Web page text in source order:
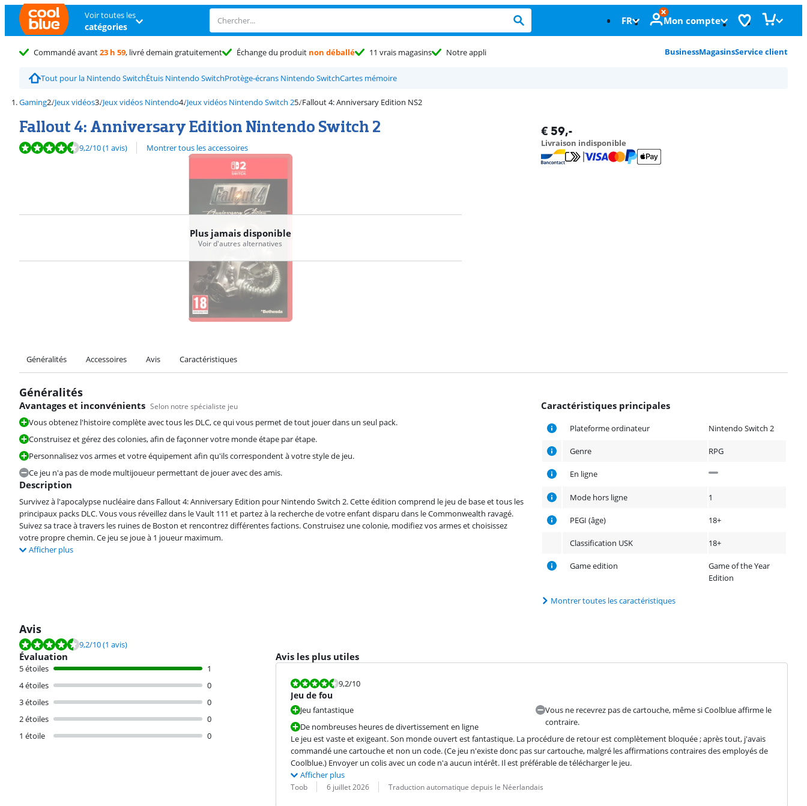
Voir toutes les
catégories FR Mon compte
Commandé avant23 h 59, livré demain gratuitement Échange du produit non déballé 11 vrais magasins Notre appli BusinessMagasinsService client
Tout pour la Nintendo SwitchÉtuis Nintendo SwitchProtège-écrans Nintendo SwitchCartes mémoire
Gaming Jeux vidéos Jeux vidéos Nintendo Jeux vidéos Nintendo Switch 2 Fallout 4: Anniversary Edition NS2
Fallout 4: Anniversary Edition Nintendo Switch 2
La note est de 9,2 sur 10, basée sur 1 avis.
9,2/10(1 avis) Montrer tous les accessoires
Plus jamais disponible
Voir d'autres alternatives
€59,-
Livraison indisponible
Généralités Accessoires Avis Caractéristiques
Généralités
Caractéristiques principales
Plateforme ordinateur Nintendo Switch 2
Genre RPG
En ligne
Mode hors ligne 1
PEGI (âge) 18+
Classification USK 18+
Game edition
Game of the Year
Edition
Montrer toutes les caractéristiques
Avantages et inconvénients Selon notre spécialiste jeu
Vous obtenez l'histoire complète avec tous les DLC, ce qui vous permet de tout jouer dans un seul pack.
Construisez et gérez des colonies, afin de façonner votre monde étape par étape.
Personnalisez vos armes et votre équipement afin qu'ils correspondent à votre style de jeu.
Ce jeu n'a pas de mode multijoueur permettant de jouer avec des amis.
Description
Survivez à l'apocalypse nucléaire dans Fallout 4: Anniversary Edition pour Nintendo Switch 2. Cette édition comprend le jeu de base et tous les
principaux packs DLC. Vous vous réveillez dans le Vault 111 et partez à la recherche de votre enfant disparu dans le Commonwealth ravagé.
Suivez sa trace à travers les ruines de Boston et rencontrez différentes factions. Construisez une colonie, modifiez vos armes et choisissez
votre propre chemin. Ce jeu se joue à 1 joueur maximum.
Afficher plus
Avis
La note est de 9,2 sur 10, basée sur 1 avis.
9,2/10(1 avis)
Évaluation
5 étoiles
1
4 étoiles
0
3 étoiles
0
2 étoiles
0
1 étoile
0
Avis les plus utiles
La note est 9,2 sur 10.
9,2/10
Jeu de fou
Jeu fantastique
De nombreuses heures de divertissement en ligne
Vous ne recevrez pas de cartouche, même si Coolblue affirme le
contraire.
Le jeu est vaste et exigeant. Son monde ouvert est fantastique. La procédure de retour est complètement bloquée ; après tout, j'avais
commandé une cartouche et non un code. (Ce jeu n'existe donc pas sur cartouche, malgré les affirmations contraires des employés de
Coolblue.) Envoyer un colis avec un code n'a aucun intérêt. Il est préférable de télécharger le jeu.
Afficher plus
Évaluation par :
Toob
Date : 6 juillet 2026
Traduction : Traduction automatique depuis le Néerlandais